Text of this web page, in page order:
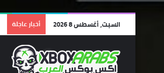
السبت, أغسطس 8 2026 أخبار عاجلة